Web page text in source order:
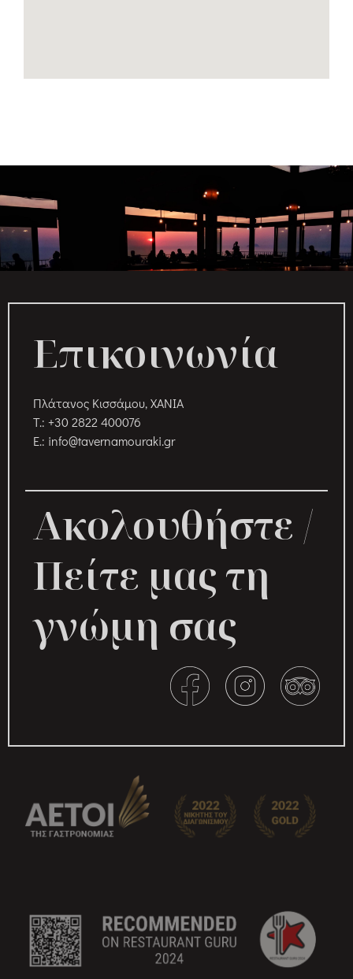
Επικοινωνία
Πλάτανος Κισσάμου, ΧΑΝΙΑ
T.: +30 2822 400076
Ε.: info@tavernamouraki.gr
Ακολουθήστε /
Πείτε μας τη
γνώμη σας